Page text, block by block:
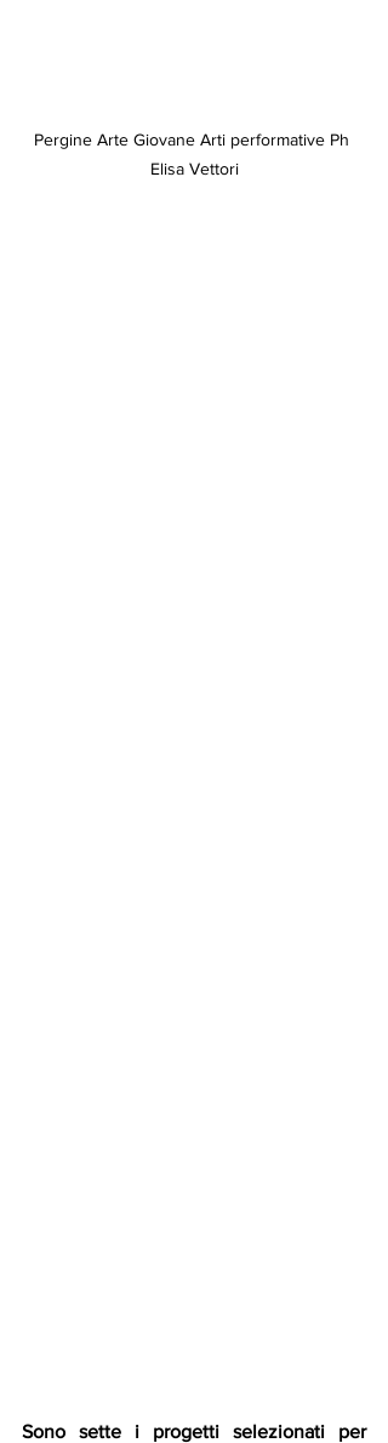
Pergine Arte Giovane Arti performative Ph
Elisa Vettori
Sono sette i progetti selezionati per